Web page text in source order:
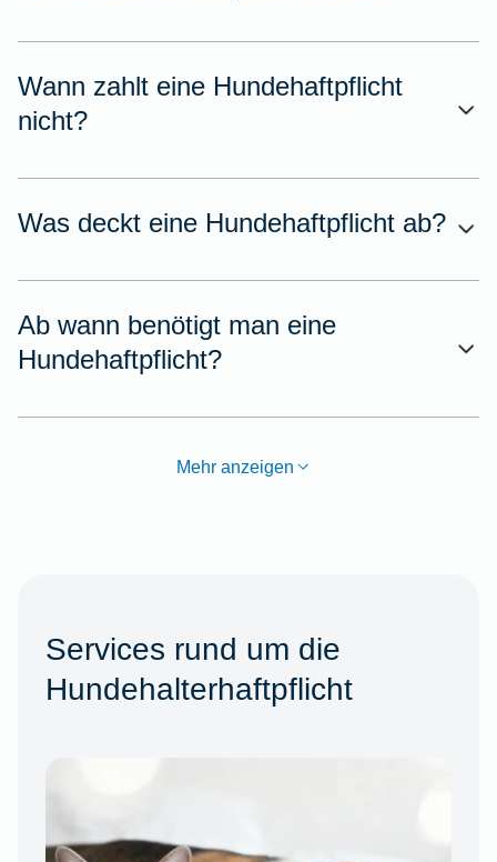
Wann zahlt eine Hundehaftpflicht
nicht?
Was deckt eine Hundehaftpflicht ab?
Ab wann benötigt man eine
Hundehaftpflicht?
Mehr anzeigen
Services rund um die
Hundehalterhaftpflicht